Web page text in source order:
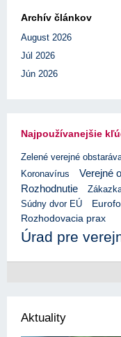
Archív článkov
August 2026
Júl 2026
Jún 2026
Najpoužívanejšie
Zelené verejné
Koronavírus Verejné
Rozhodnutie
Súdny dvor EÚ
Rozhodovacia prax
Úrad pre
Aktuality